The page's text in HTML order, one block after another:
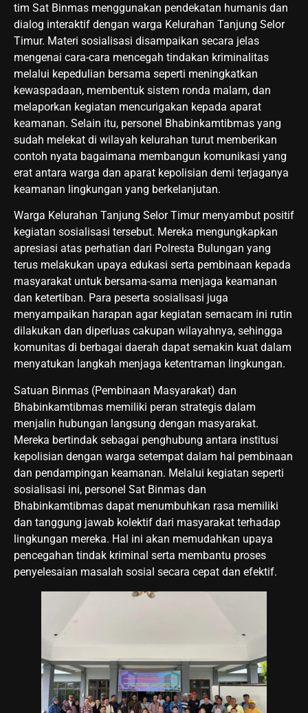
tim Sat Binmas menggunakan pendekatan humanis dan
dialog interaktif dengan warga Kelurahan Tanjung Selor
Timur. Materi sosialisasi disampaikan secara jelas
mengenai cara-cara mencegah tindakan kriminalitas
melalui kepedulian bersama seperti meningkatkan
kewaspadaan, membentuk sistem ronda malam, dan
melaporkan kegiatan mencurigakan kepada aparat
keamanan. Selain itu, personel Bhabinkamtibmas yang
sudah melekat di wilayah kelurahan turut memberikan
contoh nyata bagaimana membangun komunikasi yang
erat antara warga dan aparat kepolisian demi terjaganya
keamanan lingkungan yang berkelanjutan.
Warga Kelurahan Tanjung Selor Timur menyambut positif
kegiatan sosialisasi tersebut. Mereka mengungkapkan
apresiasi atas perhatian dari Polresta Bulungan yang
terus melakukan upaya edukasi serta pembinaan kepada
masyarakat untuk bersama-sama menjaga keamanan
dan ketertiban. Para peserta sosialisasi juga
menyampaikan harapan agar kegiatan semacam ini rutin
dilakukan dan diperluas cakupan wilayahnya, sehingga
komunitas di berbagai daerah dapat semakin kuat dalam
menyatukan langkah menjaga ketentraman lingkungan.
Satuan Binmas (Pembinaan Masyarakat) dan
Bhabinkamtibmas memiliki peran strategis dalam
menjalin hubungan langsung dengan masyarakat.
Mereka bertindak sebagai penghubung antara institusi
kepolisian dengan warga setempat dalam hal pembinaan
dan pendampingan keamanan. Melalui kegiatan seperti
sosialisasi ini, personel Sat Binmas dan
Bhabinkamtibmas dapat menumbuhkan rasa memiliki
dan tanggung jawab kolektif dari masyarakat terhadap
lingkungan mereka. Hal ini akan memudahkan upaya
pencegahan tindak kriminal serta membantu proses
penyelesaian masalah sosial secara cepat dan efektif.